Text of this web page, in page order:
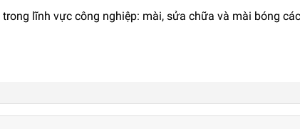
lĩnh vực công nghiệp: mài, sửa chữa và mài bóng